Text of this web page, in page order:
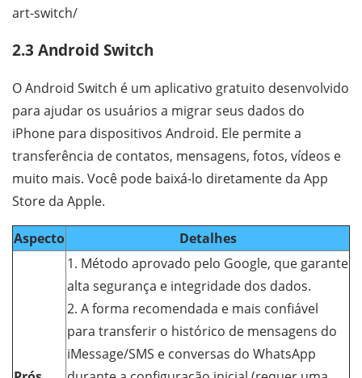
art-switch/
2.3 Android Switch
O Android Switch é um aplicativo gratuito desenvolvido
para ajudar os usuários a migrar seus dados do
iPhone para dispositivos Android. Ele permite a
transferência de contatos, mensagens, fotos, vídeos e
muito mais. Você pode baixá-lo diretamente da App
Store da Apple.
Aspecto Detalhes
1. Método aprovado pelo Google, que garante
alta segurança e integridade dos dados.
2. A forma recomendada e mais confiável
para transferir o histórico de mensagens do
iMessage/SMS e conversas do WhatsApp